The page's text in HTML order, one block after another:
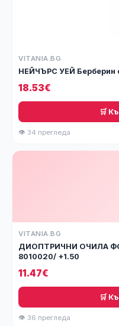
VITANIA.BG
18.53€
🛒
👁 34 прегледа
VITANIA.BG
ДИОПТРИЧНИ ОЧИЛА
8010020/ +1.50
11.47€
🛒
👁 36 прегледа